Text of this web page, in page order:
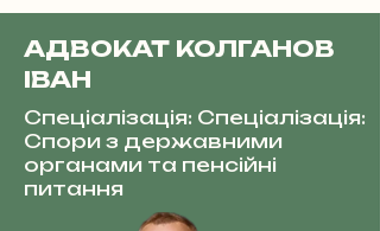
АДВОКАТ КОЛГАНОВ
ІВАН
Спеціалізація: Спеціалізація:
Спори з державними
органами та пенсійні
питання